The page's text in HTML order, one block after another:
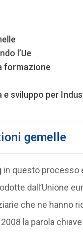
l’Ue
formazione
sviluppo per
gemelle
in questo processo
dall’Unione
che ne hanno
la parola